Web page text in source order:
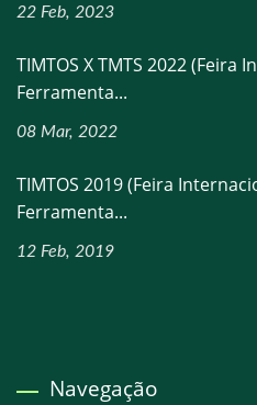
22 Feb, 2023
TIMTOS X TMTS 2022
Ferramenta...
08 Mar, 2022
TIMTOS 2019 (Feira
Ferramenta...
12 Feb, 2019
Navegação